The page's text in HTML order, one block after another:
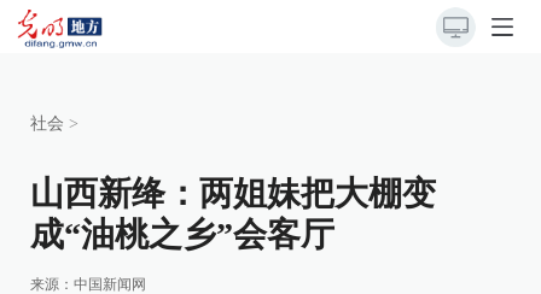
社会 >
山西新绛：两姐妹把大棚变
成“油桃之乡”会客厅
来源： 中国新闻网